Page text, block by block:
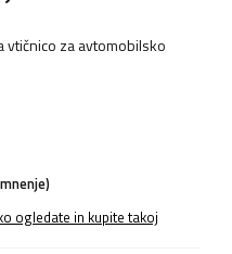
za avtomobilsko
mnenje)
ogledate in kupite takoj